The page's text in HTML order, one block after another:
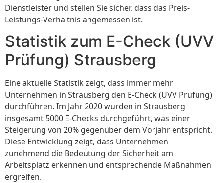
Dienstleister und stellen Sie sicher, dass das Preis-
Leistungs-Verhältnis angemessen ist.
Statistik zum E-Check (UVV
Prüfung) Strausberg
Eine aktuelle Statistik zeigt, dass immer mehr
Unternehmen in Strausberg den E-Check (UVV Prüfung)
durchführen. Im Jahr 2020 wurden in Strausberg
insgesamt 5000 E-Checks durchgeführt, was einer
Steigerung von 20% gegenüber dem Vorjahr entspricht.
Diese Entwicklung zeigt, dass Unternehmen
zunehmend die Bedeutung der Sicherheit am
Arbeitsplatz erkennen und entsprechende Maßnahmen
ergreifen.